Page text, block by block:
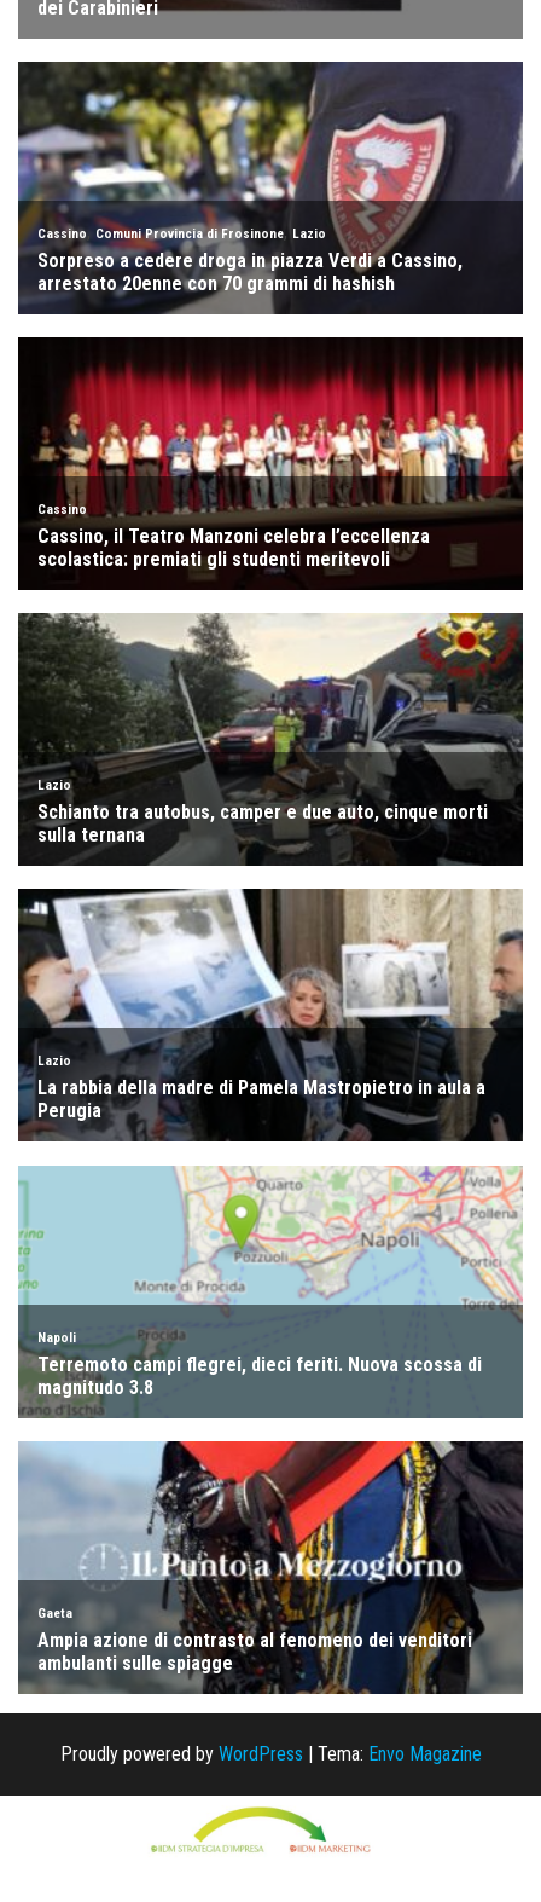
Proudly powered by WordPress | Tema: Envo Magazine